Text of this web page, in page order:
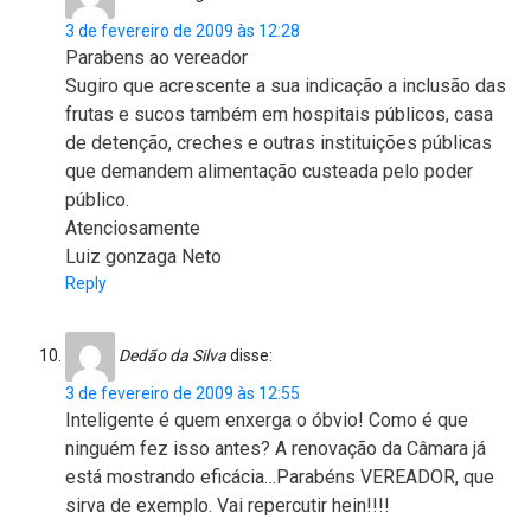
3 de fevereiro de 2009 às 12:28
Parabens ao vereador
Sugiro que acrescente a sua indicação a inclusão das
frutas e sucos também em hospitais públicos, casa
de detenção, creches e outras instituições públicas
que demandem alimentação custeada pelo poder
público.
Atenciosamente
Luiz gonzaga Neto
Reply
Dedão da Silvadisse:
3 de fevereiro de 2009 às 12:55
Inteligente é quem enxerga o óbvio! Como é que
ninguém fez isso antes? A renovação da Câmara já
está mostrando eficácia…Parabéns VEREADOR, que
sirva de exemplo. Vai repercutir hein!!!!